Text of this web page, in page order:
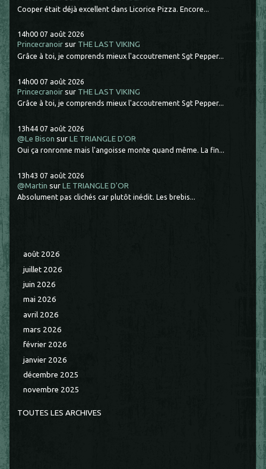
Cooper était déjà excellent dans Licorice Pizza. Encore...
14h00 07 août 2026
Princecranoir sur THE LAST VIKING
Grâce à toi, je comprends mieux l'accoutrement Sgt Pepper...
14h00 07 août 2026
Princecranoir sur THE LAST VIKING
Grâce à toi, je comprends mieux l'accoutrement Sgt Pepper...
13h44 07 août 2026
@Le Bison surLE TRIANGLE D'OR
Oui ça ronronne mais l'angoisse monte quand même. La fin...
13h43 07 août 2026
@Martin surLE TRIANGLE D'OR
Absolument pas clichés car plutôt inédit. Les brebis...
août 2026
juillet 2026
juin 2026
mai 2026
avril 2026
mars 2026
février 2026
janvier 2026
décembre 2025
novembre 2025
TOUTES LES ARCHIVES